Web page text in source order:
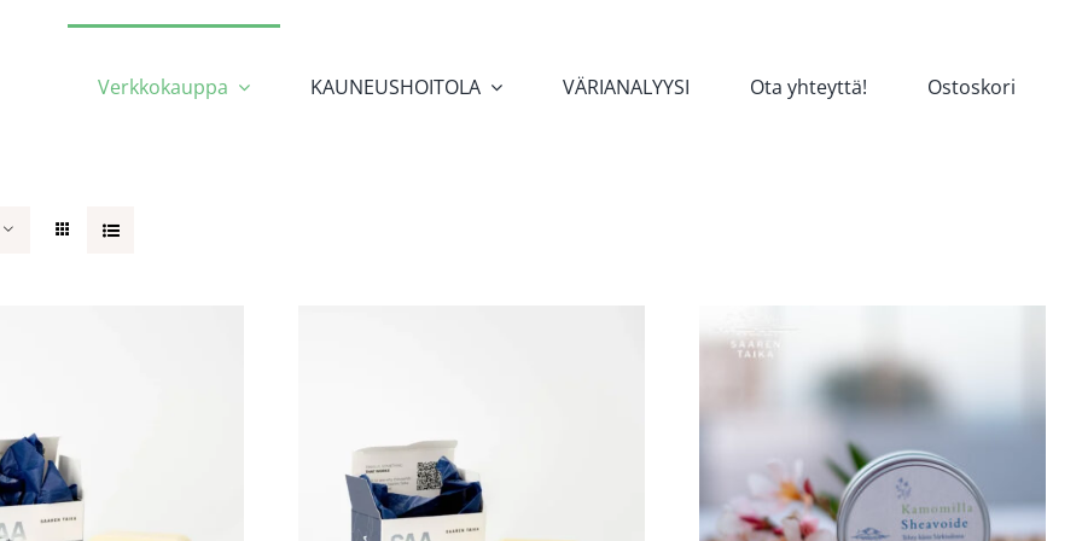
Verkkokauppa KAUNEUSHOITOLA VÄRIANALYYSI Ota yhteyttä! Ostoskori